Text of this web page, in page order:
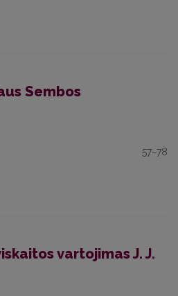
Sembos
57–78
vartojimas J. J.